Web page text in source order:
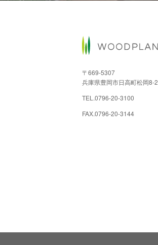
〒669-5307
兵庫県豊岡市日高町松岡8-2
TEL.0796-20-3100
FAX.0796-20-3144